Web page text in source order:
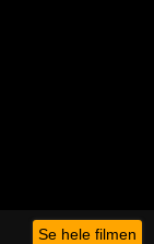
Se hele filmen